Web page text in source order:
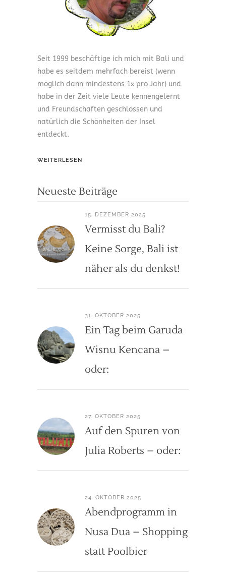
Seit 1999 beschäftige ich mich mit Bali und
habe es seitdem mehrfach bereist (wenn
möglich dann mindestens 1x pro Jahr) und
habe in der Zeit viele Leute kennengelernt
und Freundschaften geschlossen und
natürlich die Schönheiten der Insel
entdeckt.
WEITERLESEN
Neueste Beiträge
15. DEZEMBER 2025
Vermisst du Bali?
Keine Sorge, Bali ist
näher als du denkst!
31. OKTOBER 2025
Ein Tag beim Garuda
Wisnu Kencana –
oder:
27. OKTOBER 2025
Auf den Spuren von
Julia Roberts – oder:
24. OKTOBER 2025
Abendprogramm in
Nusa Dua – Shopping
statt Poolbier